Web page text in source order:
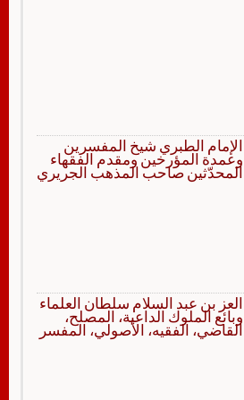
الإمام الطبري شيخ المفسرين
وعمدة المؤرخين ومقدم الفقهاء
المحدّثين صاحب المذهب الجريري
العز بن عبد السلام سلطان العلماء
وبائع الملوك الداعية، المصلح،
القاضي، الفقيه، الأصولي، المفسر